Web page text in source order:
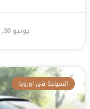
يونيو 30, 2026
السياحة في اوروبا